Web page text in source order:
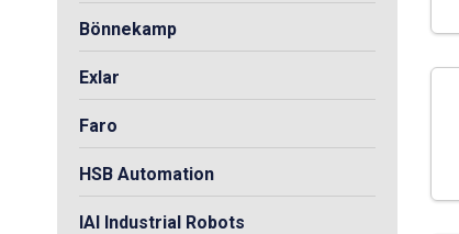
Bönnekamp
Exlar
Faro
HSB Automation
IAI Industrial Robots